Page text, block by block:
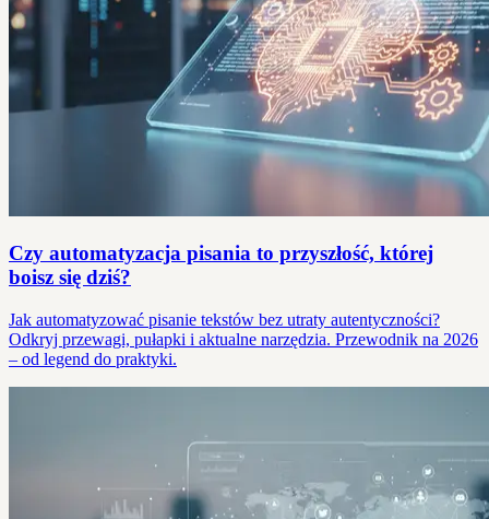
Czy automatyzacja pisania to przyszłość, której
boisz się dziś?
Jak automatyzować pisanie tekstów bez utraty autentyczności?
Odkryj przewagi, pułapki i aktualne narzędzia. Przewodnik na 2026
– od legend do praktyki.